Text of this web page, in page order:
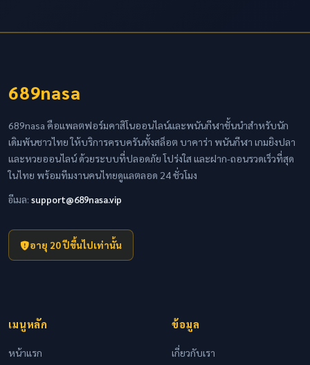
689nasa
689nasa คือแพลตฟอร์มคาสิโนออนไลน์และพนันกีฬาชั้นนำสำหรับนัก
เดิมพันชาวไทย ให้บริการครบครันทั้งสล็อต บาคาร่า พนันกีฬา เกมยิงปลา
และหวยออนไลน์ ด้วยระบบที่ปลอดภัย โปร่งใส และฝาก-ถอนรวดเร็วที่สุด
ในไทย พร้อมทีมงานคนไทยดูแลตลอด 24 ชั่วโมง
อีเมล: support@689nasa.vip
อายุ 20 ปีขึ้นไปเท่านั้น
เมนูหลัก
หน้าแรก
ข้อมูล
เกี่ยวกับเรา